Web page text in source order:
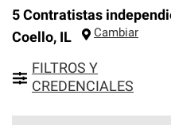
5 Contratistas
Coello, IL Cambiar
FILTROS Y
CREDENCIALES